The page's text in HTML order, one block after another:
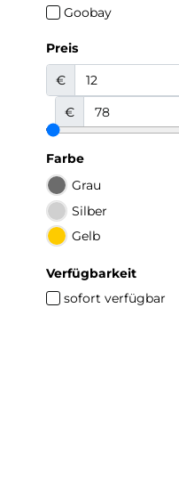
Goobay
Preis
€
€
Farbe
Grau
Silber
Gelb
Verfügbarkeit
sofort verfügbar